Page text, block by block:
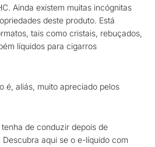
Ainda existem muitas incógnitas
deste produto. Está
tais como cristais, rebuçados,
líquidos para cigarros
é, aliás, muito apreciado pelos
de conduzir depois de
aqui se o e-líquido com